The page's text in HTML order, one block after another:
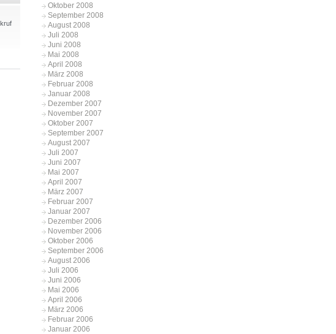
Oktober 2008
September 2008
August 2008
Juli 2008
Juni 2008
Mai 2008
April 2008
März 2008
Februar 2008
Januar 2008
Dezember 2007
November 2007
Oktober 2007
September 2007
August 2007
Juli 2007
Juni 2007
Mai 2007
April 2007
März 2007
Februar 2007
Januar 2007
Dezember 2006
November 2006
Oktober 2006
September 2006
August 2006
Juli 2006
Juni 2006
Mai 2006
April 2006
März 2006
Februar 2006
Januar 2006